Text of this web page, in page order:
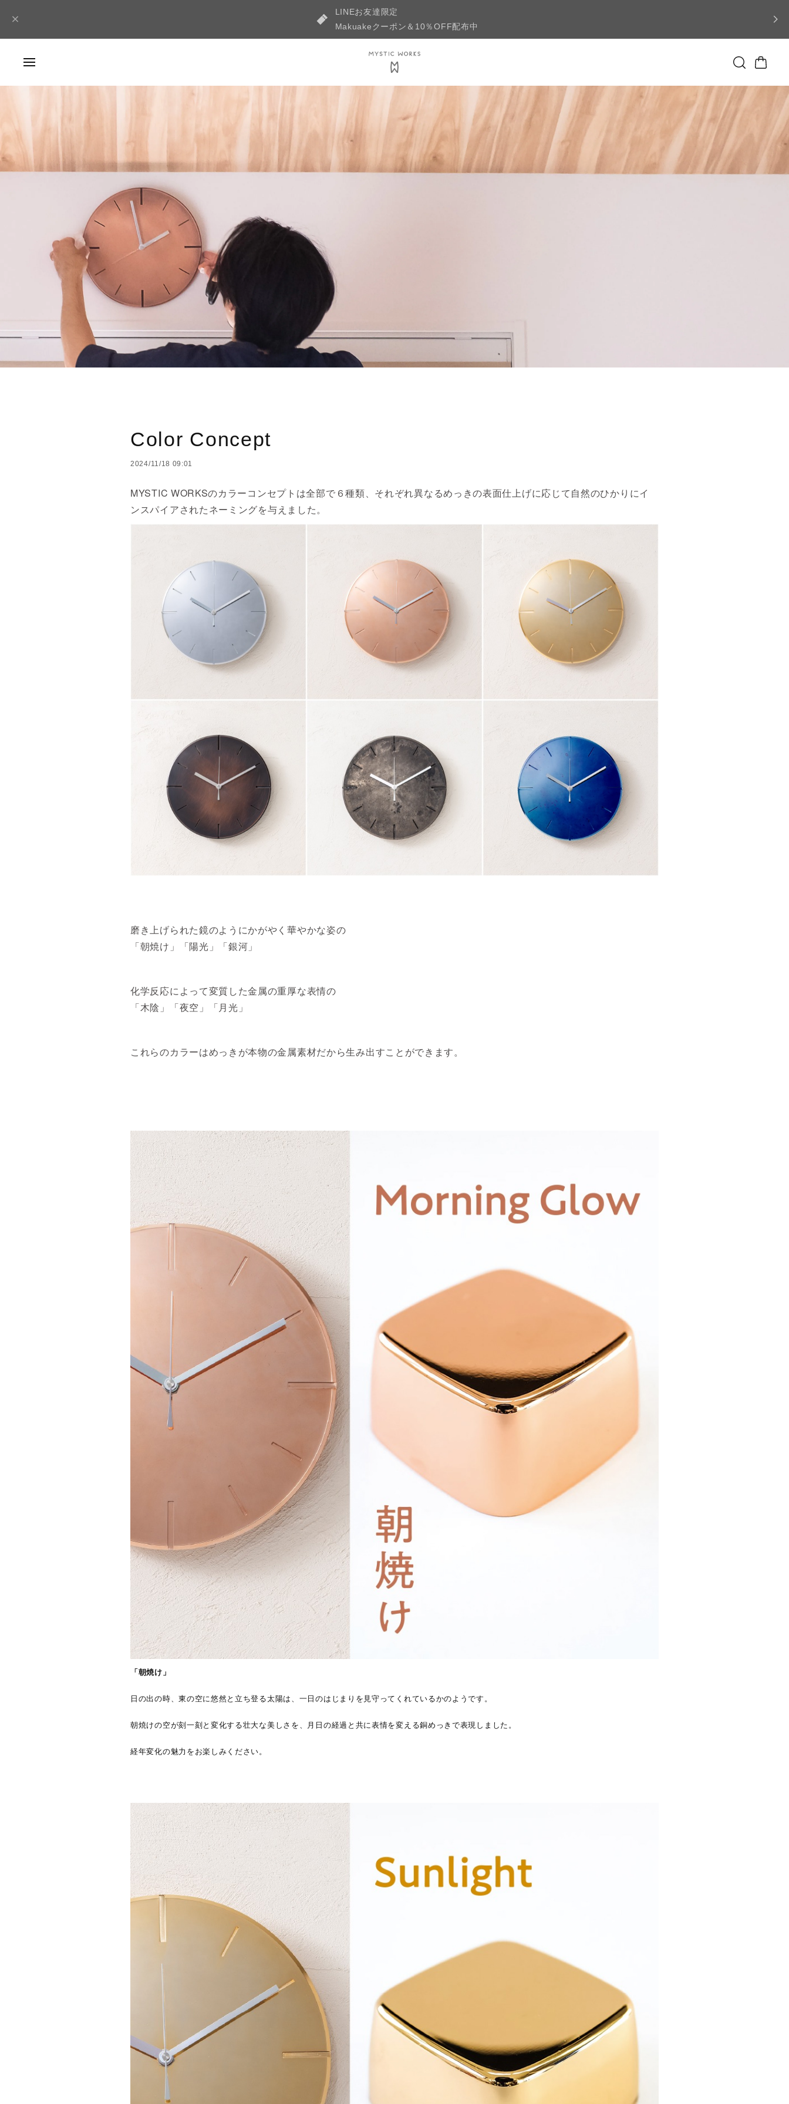
LINEお友達限定
Makuakeクーポン＆10％OFF配布中
Color Concept
2024/11/18 09:01
MYSTIC WORKSのカラーコンセプトは全部で６種類、 それぞれ異なるめっきの表面仕上げに応じて自然のひかりにイ
ンスパイアされたネーミングを与えました。
磨き上げられた鏡のようにかがやく華やかな姿の
「朝焼け」「陽光」「銀河」
化学反応によって変質した金属の重厚な表情の
「木陰」「夜空」「月光」
これらのカラーはめっきが本物の金属素材だから生み出すことができます。
「朝焼け」
日の出の時、東の空に悠然と立ち登る太陽は、一日のはじまりを見守ってくれているかのようです。
朝焼けの空が刻一刻と変化する壮大な美しさを、月日の経過と共に表情を変える銅めっきで表現しました。
経年変化の魅力をお楽しみください。